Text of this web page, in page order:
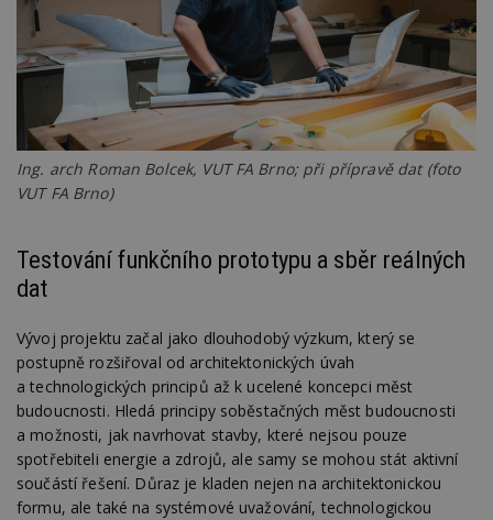
Ing. arch Roman Bolcek, VUT FA Brno; při přípravě dat (foto
VUT FA Brno)
Testování funkčního prototypu a sběr reálných
dat
Vývoj projektu začal jako dlouhodobý výzkum, který se
postupně rozšiřoval od architektonických úvah
a technologických principů až k ucelené koncepci měst
budoucnosti. Hledá principy soběstačných měst budoucnosti
a možnosti, jak navrhovat stavby, které nejsou pouze
spotřebiteli energie a zdrojů, ale samy se mohou stát aktivní
součástí řešení. Důraz je kladen nejen na architektonickou
formu, ale také na systémové uvažování, technologickou